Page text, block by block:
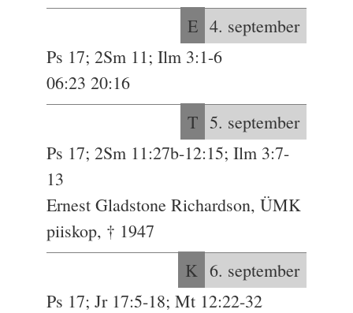
E 4. september
Ps 17; 2Sm 11; Ilm 3:1-6
06:23 20:16
T 5. september
Ps 17; 2Sm 11:27b-12:15; Ilm 3:7-
13
Ernest Gladstone Richardson, ÜMK
piiskop, † 1947
K 6. september
Ps 17; Jr 17:5-18; Mt 12:22-32